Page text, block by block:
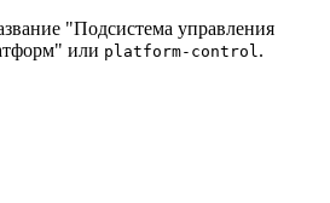
"Подсистема управления
или platform-control.